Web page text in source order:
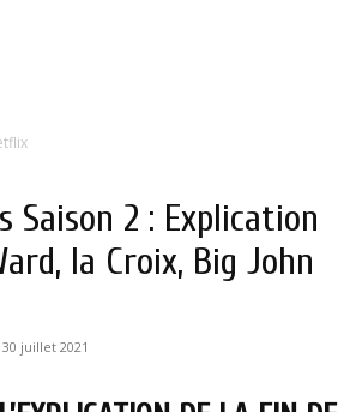
Saison 2 : Explication
la Croix, Big John
30 juillet 2021